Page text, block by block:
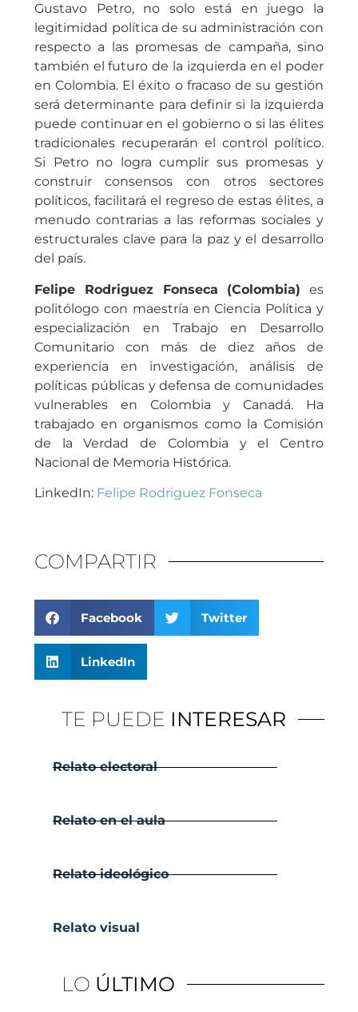
Gustavo Petro, no solo está en juego la
legitimidad política de su administración con
respecto a las promesas de campaña, sino
también el futuro de la izquierda en el poder
en Colombia. El éxito o fracaso de su gestión
será determinante para definir si la izquierda
puede continuar en el gobierno o si las élites
tradicionales recuperarán el control político.
Si Petro no logra cumplir sus promesas y
construir consensos con otros sectores
políticos, facilitará el regreso de estas élites, a
menudo contrarias a las reformas sociales y
estructurales clave para la paz y el desarrollo
del país.
Felipe Rodriguez Fonseca (Colombia) es
politólogo con maestría en Ciencia Política y
especialización en Trabajo en Desarrollo
Comunitario con más de diez años de
experiencia en investigación, análisis de
políticas públicas y defensa de comunidades
vulnerables en Colombia y Canadá. Ha
trabajado en organismos como la Comisión
de la Verdad de Colombia y el Centro
Nacional de Memoria Histórica.
LinkedIn: Felipe Rodriguez Fonseca
COMPARTIR
Facebook Twitter
LinkedIn
TE PUEDE INTERESAR
Relato electoral
Relato en el aula
Relato ideológico
Relato visual
LO ÚLTIMO